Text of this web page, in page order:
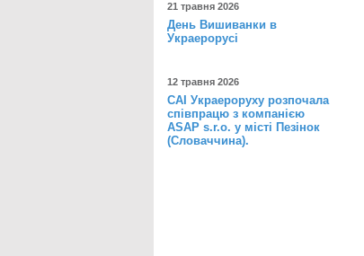
21 травня 2026
День Вишиванки в
Украерорусі
12 травня 2026
САІ Украероруху розпочала
співпрацю з компанією
ASAP s.r.o. у місті Пезінок
(Словаччина).